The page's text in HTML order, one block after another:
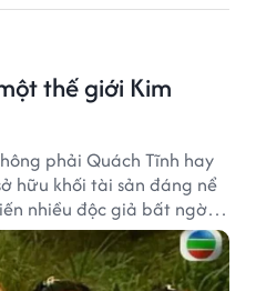
thế giới Kim
phải Quách Tĩnh hay
hữu khối tài sản đáng nể
nhiều độc giả bất ngờ
này hoàn toàn không